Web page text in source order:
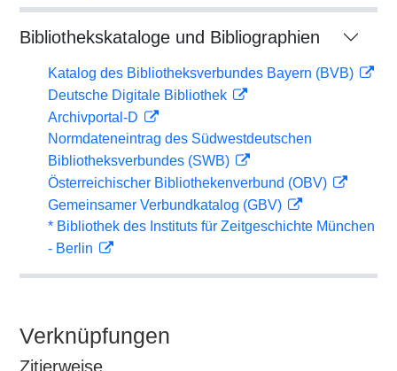
Bibliothekskataloge und Bibliographien
Katalog des Bibliotheksverbundes Bayern (BVB)
Deutsche Digitale Bibliothek
Archivportal-D
Normdateneintrag des Südwestdeutschen
Bibliotheksverbundes (SWB)
Österreichischer Bibliothekenverbund (OBV)
Gemeinsamer Verbundkatalog (GBV)
* Bibliothek des Instituts für Zeitgeschichte München
- Berlin
Verknüpfungen
Zitierweise